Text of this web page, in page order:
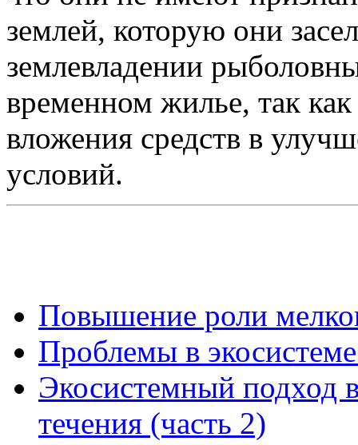
землей, которую они
землевладении
временном жилье, так
вложения средств в
условий.
Повышение роли
Проблемы в
Экосистемный подход
течения (часть 2)